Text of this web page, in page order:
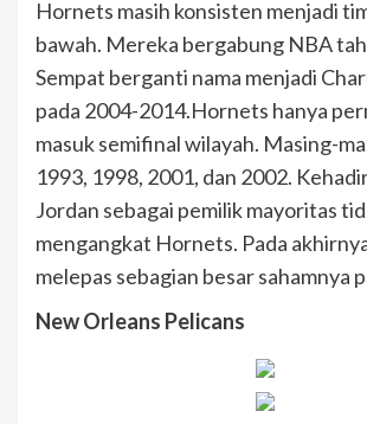
Hornets masih konsisten menjadi
bawah. Mereka bergabung NBA
Sempat berganti nama menjadi
pada 2004-2014.Hornets hanya
masuk semifinal wilayah. Masing-
1993, 1998, 2001, dan 2002.
Jordan sebagai pemilik mayoritas
mengangkat Hornets. Pada
melepas sebagian besar sahamnya
New Orleans Pelicans